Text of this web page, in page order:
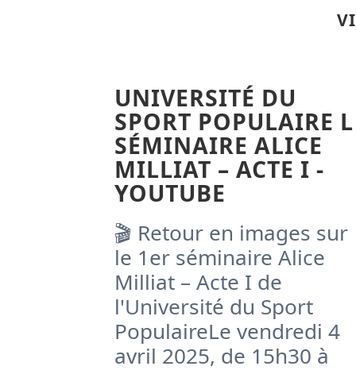
UNIVERSITÉ DU
SPORT POPULAIRE L
SÉMINAIRE ALICE
MILLIAT – ACTE I -
YOUTUBE
🎬 Retour en images sur
le 1er séminaire Alice
Milliat – Acte I de
l'Université du Sport
PopulaireLe vendredi 4
avril 2025, de 15h30 à